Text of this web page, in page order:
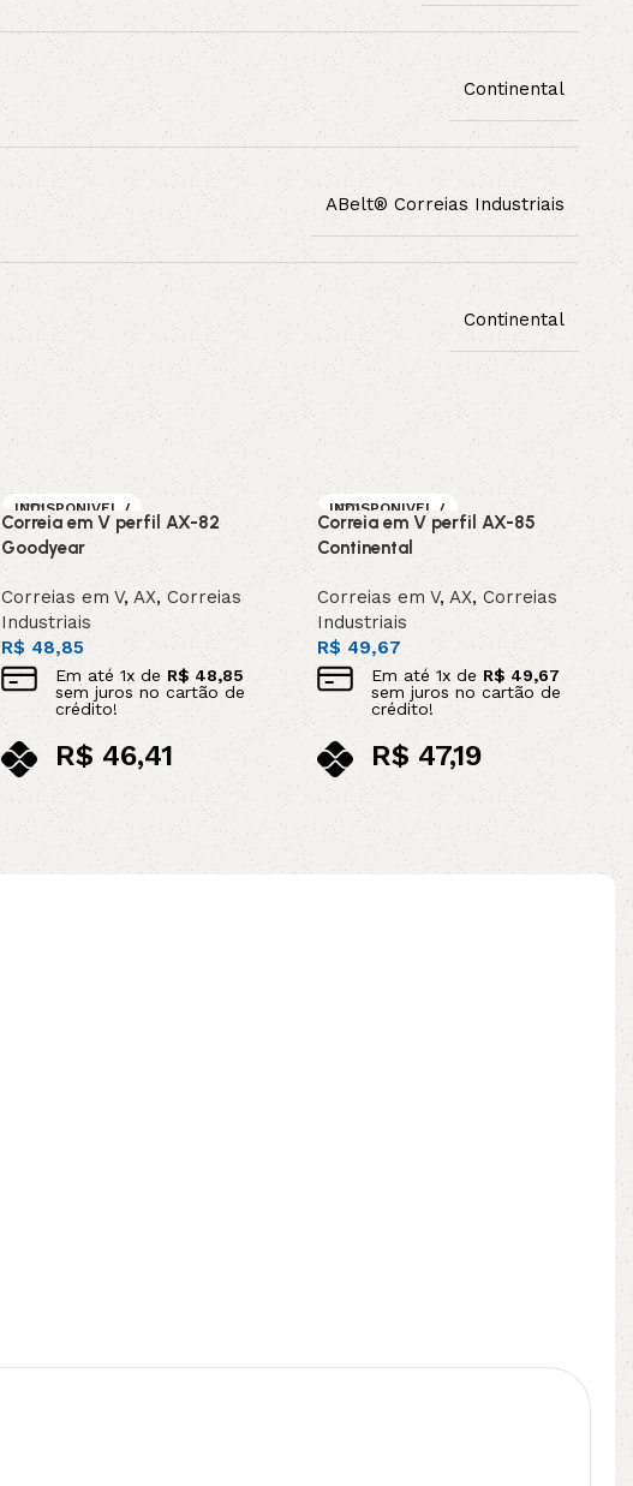
Continental
ABelt® Correias Industriais
Continental
INDISPONIVEL /
SOB ENCOMEN
DA
Correia em V perfil AX-82
Goodyear
Correias em V,AX,Correias
Industriais
R$ 48,85
Em até1x de R$ 48,85
sem juros no cartão de
crédito!
R$ 46,41
no pix
Leia mais
INDISPONIVEL /
SOB ENCOMEN
DA
Correia em V perfil AX-85
Continental
Correias em V,AX,Correias
Industriais
R$ 49,67
Em até1x deR$49,67
sem juros no cartão de
crédito!
R$47,19
no pix
Leia mais